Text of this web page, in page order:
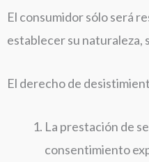
El consumidor sólo será
establecer su naturaleza,
El derecho de
La prestación de
consentimiento